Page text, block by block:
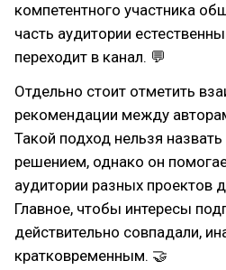
компетентного участника
часть аудитории
переходит в канал. 💬
Отдельно стоит отметить
рекомендации между
Такой подход нельзя
решением, однако он
аудитории разных проектов
Главное, чтобы интересы
действительно совпадали,
кратковременным. 🤝